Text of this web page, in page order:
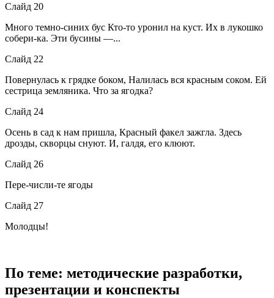
Слайд 20
Много темно-синих бус Кто-то уронил на куст. Их в лукошко
собери-ка. Эти бусины —...
Слайд 22
Повернулась к грядке боком, Налилась вся красным соком. Ей
сестрица земляника. Что за ягодка?
Слайд 24
Осень в сад к нам пришла, Красный факел зажгла. Здесь
дрозды, скворцы снуют. И, галдя, его клюют.
Слайд 26
Пере-числи-те ягоды
Слайд 27
Молодцы!
По теме: методические разработки,
презентации и конспекты